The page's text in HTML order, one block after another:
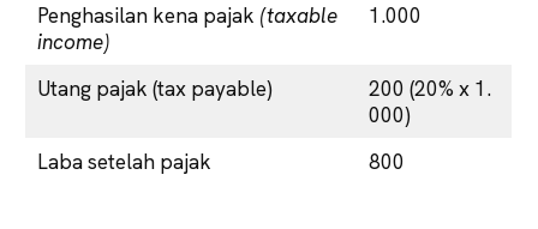
Penghasilan kena pajak (taxable
income)
1.000
Utang pajak (tax payable)
200 (20% x 1.
000)
Laba setelah pajak
800